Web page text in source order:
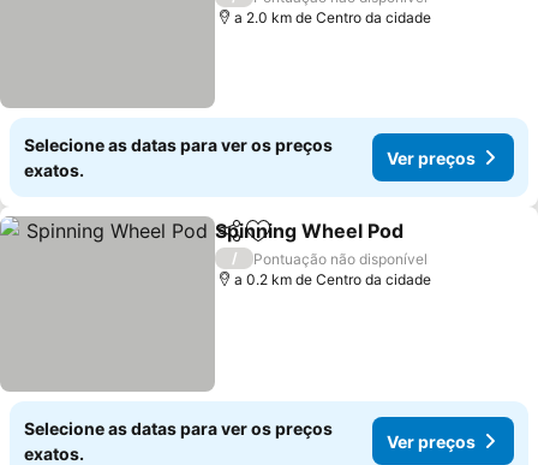
a 2.0 km de Centro da cidade
Selecione as datas para ver os preços
exatos.
Ver preços
PartilharAdicionar aos favoritos
Spinning Wheel Pod
/
Pontuação não disponível
a 0.2 km de Centro da cidade
Selecione as datas para ver os preços
exatos.
Ver preços